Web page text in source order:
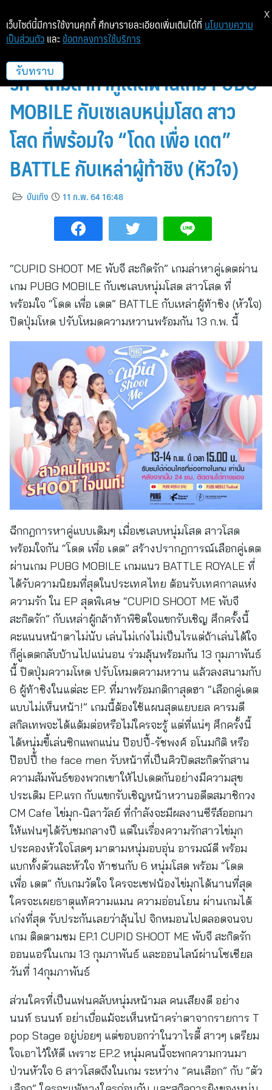
“CUPID SHOOT ME พับจี สะกิด
รัก” เกมล่าหาคู่เดตผ่านเกม PUBG
MOBILE กับเซเลบหนุ่มโสด สาว
โสด ที่พร้อมใจ “โดด เพื่อ เดต”
BATTLE กับเหล่าผู้ท้าชิง (หัวใจ)
บันเทิง 11 ก.พ. 64 16:48
“CUPID SHOOT ME พับจี สะกิดรัก” เกมล่าหาคู่เดตผ่าน
เกม PUBG MOBILE กับเซเลบหนุ่มโสด สาวโสด ที่
พร้อมใจ “โดด เพื่อ เดต” BATTLE กับเหล่าผู้ท้าชิง (หัวใจ)
ปิดปุ่มโหด ปรับโหมดความหวานพร้อมกัน 13 ก.พ. นี้
ฉีกกฎการหาคู่แบบเดิมๆ เมื่อเซเลบหนุ่มโสด สาวโสด
พร้อมใจกัน “โดด เพื่อ เดต” สร้างปรากฎการณ์เลือกคู่เดต
ผ่านเกม PUBG MOBILE เกมแนว BATTLE ROYALE ที่
ได้รับความนิยมที่สุดในประเทศไทย ต้อนรับเทศกาลแห่ง
ความรัก ใน EP สุดพิเศษ “CUPID SHOOT ME พับจี
สะกิดรัก” กับเหล่าผู้กล้าท้าพิชิตใจแขกรับเชิญ ศึกครั้งนี้
คะแนนหน้าตาไม่นับ เล่นไม่เก่งไม่เป็นไรแต่ถ้าเล่นได้ใจ
ก็คู่เดตกลับบ้านไปแน่นอน ร่วมลุ้นพร้อมกัน 13 กุมภาพันธ์
นี้ ปิดปุ่มความโหด ปรับโหมดความหวาน แล้วลงสนามกับ
6 ผู้ท้าชิงในแต่ละ EP. ที่มาพร้อมกติกาสุดฮา “เลือกคู่เดต
แบบไม่เห็นหน้า!” เกมนี้ต้องใช้แผนสุดแยบยล คารมดี
สกิลเทพจะได้แต้มต่อหรือไม่ใครจะรู้ แต่ที่แน่ๆ ศึกครั้งนี้
ได้หนุ่มขี้เล่นซิกแพกแน่น ป๊อปปี้-รัชพงศ์ อโนมกิติ หรือ
ป๊อปปี้ the face men รับหน้าที่เป็นคิวปิดสะกิดรักสาน
ความสัมพันธ์ของพวกเขาให้ไปเดตกันอย่างมีความสุข
ประเดิม EP.แรก กับแขกรับเชิญหน้าหวานอดีตสมาชิกวง
CM Cafe ไข่มุก-นิลาวัลย์ ที่กำลังจะมีผลงานซีรีส์ออกมา
ให้แฟนๆได้รับชมกลางปี แต่ในเรื่องความรักสาวไข่มุก
ประคองหัวใจโสดๆ มาตามหนุ่มอบอุ่น อารมณ์ดี พร้อม
แบกทั้งตัวและหัวใจ ท้าชนกับ 6 หนุ่มโสด พร้อม “โดด
เพื่อ เดต” กับเกมวัดใจ ใครจะเซฟน้องไข่มุกได้นานที่สุด
ใครจะเผยธาตุแท้ความแมน ความอ่อนโยน ผ่านเกมได้
เก่งที่สุด รับประกันเลยว่าลุ้นไป จิกหมอนไปตลอดจนจบ
เกม ติดตามชม EP.1 CUPID SHOOT ME พับจี สะกิดรัก
ออนแอร์ในเกม 13 กุมภาพันธ์ และออนไลน์ผ่านโซเชียล
วันที่ 14กุมภาพันธ์
ส่วนใครที่เป็นแฟนคลับหนุ่มหน้ามล คนเสียงดี อย่าง
นนท์ ธนนท์ อย่าเบื่อแม้จะเห็นหน้าคร่าตาจากรายการ T
pop Stage อยู่บ่อยๆ แต่ขอบอกว่าในวาไรตี้ สาวๆ เตรียม
ใจเอาไว้ให้ดี เพราะ EP.2 หนุ่มคนนี้จะพกความกวนมา
ป่วนหัวใจ 6 สาวโสดถึงในเกม ระหว่าง “คนเลือก” กับ “ตัว
เว็บไซต์นี้มีการใช้งานคุกกี้ ศึกษารายละเอียดเพิ่มเติมได้ที่ นโยบายความ
เป็นส่วนตัว และ ข้อตกลงการใช้บริการ
รับทราบ
X